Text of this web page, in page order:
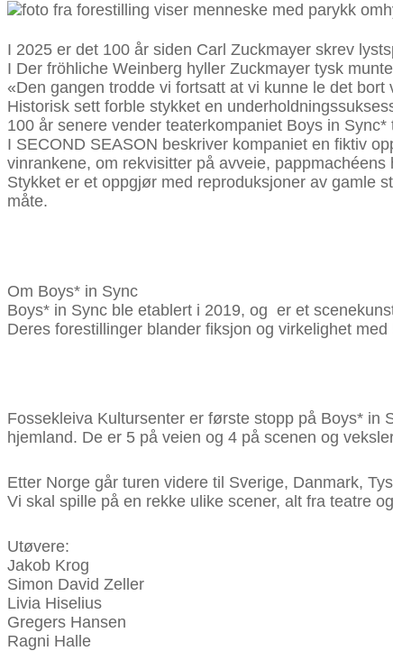
I 2025 er det 100 år siden Carl Zuckmayer skrev
I Der fröhliche Weinberg hyller Zuckmayer tysk
«Den gangen trodde vi fortsatt at vi kunne le det
Historisk sett forble stykket en
100 år senere vender teaterkompaniet Boys in
I SECOND SEASON beskriver kompaniet en fiktiv
vinrankene, om rekvisitter på avveie,
Stykket er et oppgjør med reproduksjoner av gamle
måte.
Om Boys* in Sync
Boys* in Sync ble etablert i 2019, og er et
Deres forestillinger blander fiksjon og virkelighet
Fossekleiva Kultursenter er første stopp på Boys* in
hjemland. De er 5 på veien og 4 på scenen og
Etter Norge går turen videre til Sverige, Danmark,
Vi skal spille på en rekke ulike scener, alt fra teatre
Utøvere:
Jakob Krog
Simon David Zeller
Livia Hiselius
Gregers Hansen
Ragni Halle